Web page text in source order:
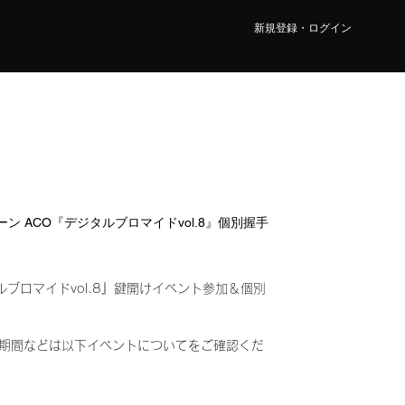
新規登録・ログイン
ン ACO『デジタルブロマイドvol.8』個別握手
ブロマイドvol.8』鍵開けイベント参加＆個別
間などは以下イベントについてをご確認くだ